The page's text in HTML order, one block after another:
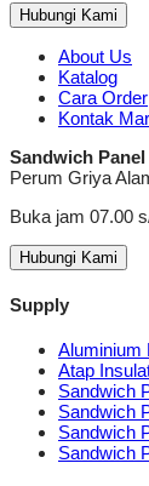
Hubungi Kami
About Us
Katalog
Cara Order
Kontak
Sandwich
Perum Griya
Buka jam 07.00
Hubungi Kami
Supply
Aluminium
Atap
Sandwich
Sandwich
Sandwich
Sandwich